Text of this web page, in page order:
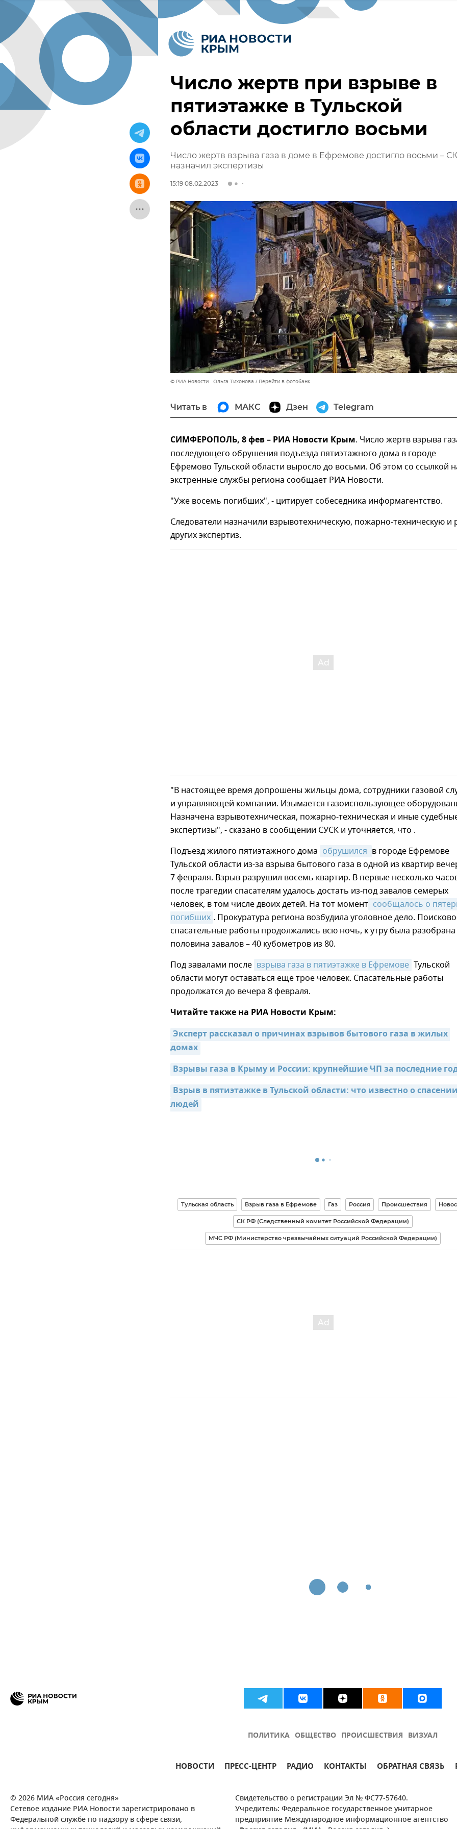
Число жертв при взрыве в
пятиэтажке в Тульской
области достигло восьми
Число жертв взрыва газа в доме в Ефремове достигло восьми – СК
назначил экспертизы
15:19 08.02.2023
© РИА Новости . Ольга Тихонова Перейти в фотобанк
Читать в МАКС Дзен Telegram
СИМФЕРОПОЛЬ, 8 фев – РИА Новости Крым. Число жертв взрыва
последующего обрушения подъезда пятиэтажного дома в городе
Ефремово Тульской области выросло до восьми. Об этом со ссылкой
экстренные службы региона сообщает РИА Новости.
"Уже восемь погибших", - цитирует собеседника информагентство.
Следователи назначили взрывотехническую, пожарно-техническую и
других экспертиз.
"В настоящее время допрошены жильцы дома, сотрудники газовой
и управляющей компании. Изымается газоиспользующее
Назначена взрывотехническая, пожарно-техническая и иные
экспертизы", - сказано в сообщении СУСК и уточняется, что .
Подъезд жилого пятиэтажного дома обрушился в городе Ефремове
Тульской области из-за взрыва бытового газа в одной из квартир
7 февраля. Взрыв разрушил восемь квартир. В первые несколько
после трагедии спасателям удалось достать из-под завалов семерых
человек, в том числе двоих детей. На тот момент сообщалось о
погибших . Прокуратура региона возбудила уголовное дело.
спасательные работы продолжались всю ночь, к утру была разобрана
половина завалов – 40 кубометров из 80.
Под завалами после взрыва газа в пятиэтажке в Ефремове Тульской
области могут оставаться еще трое человек. Спасательные работы
продолжатся до вечера 8 февраля.
Читайте также на РИА Новости Крым:
Эксперт рассказал о причинах взрывов бытового газа в жилых
домах
Взрывы газа в Крыму и России: крупнейшие ЧП за последние
Взрыв в пятиэтажке в Тульской области: что известно о
людей
Тульская область Взрыв газа в Ефремове Газ Россия Происшествия
СК РФ (Следственный комитет Российской Федерации)
МЧС РФ (Министерство чрезвычайных ситуаций Российской Федерации)
ПОЛИТИКА ОБЩЕСТВО ПРОИСШЕСТВИЯ ВИЗУАЛ
НОВОСТИ ПРЕСС-ЦЕНТР РАДИО КОНТАКТЫ ОБРАТНАЯ СВЯЗЬ
© 2026 МИА «Россия сегодня»
Сетевое издание РИА Новости зарегистрировано в
Федеральной службе по надзору в сфере связи,
Свидетельство о регистрации Эл № ФС77-57640.
Учредитель: Федеральное государственное унитарное
предприятие Международное информационное агентство